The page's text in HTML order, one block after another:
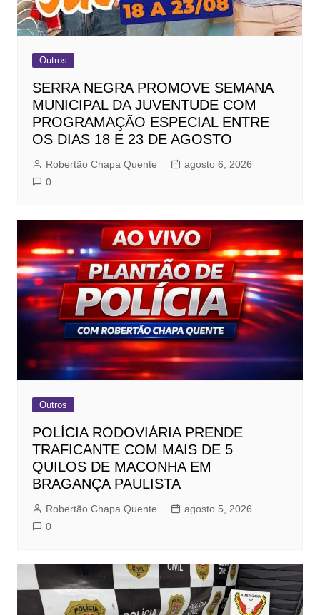
Outros
SERRA NEGRA PROMOVE SEMANA
MUNICIPAL DA JUVENTUDE COM
PROGRAMAÇÃO ESPECIAL ENTRE
OS DIAS 18 E 23 DE AGOSTO
Robertão Chapa Quente
agosto 6, 2026
0
Outros
POLÍCIA RODOVIÁRIA PRENDE
TRAFICANTE COM MAIS DE 5
QUILOS DE MACONHA EM
BRAGANÇA PAULISTA
Robertão Chapa Quente
agosto 5, 2026
0